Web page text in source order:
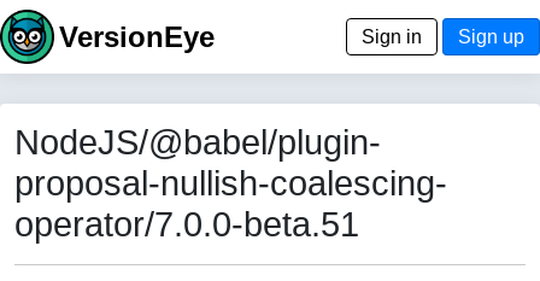
VersionEye Sign in Sign up
NodeJS/@babel/plugin-
proposal-nullish-coalescing-
operator/7.0.0-beta.51